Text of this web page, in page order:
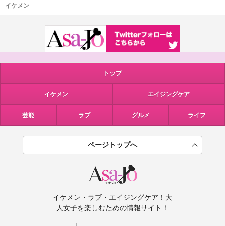
イケメン
トップ
イケメン エイジングケア
芸能 ラブ グルメ ライフ
ページトップへ
イケメン・ラブ・エイジングケア！大
人女子を楽しむための情報サイト！